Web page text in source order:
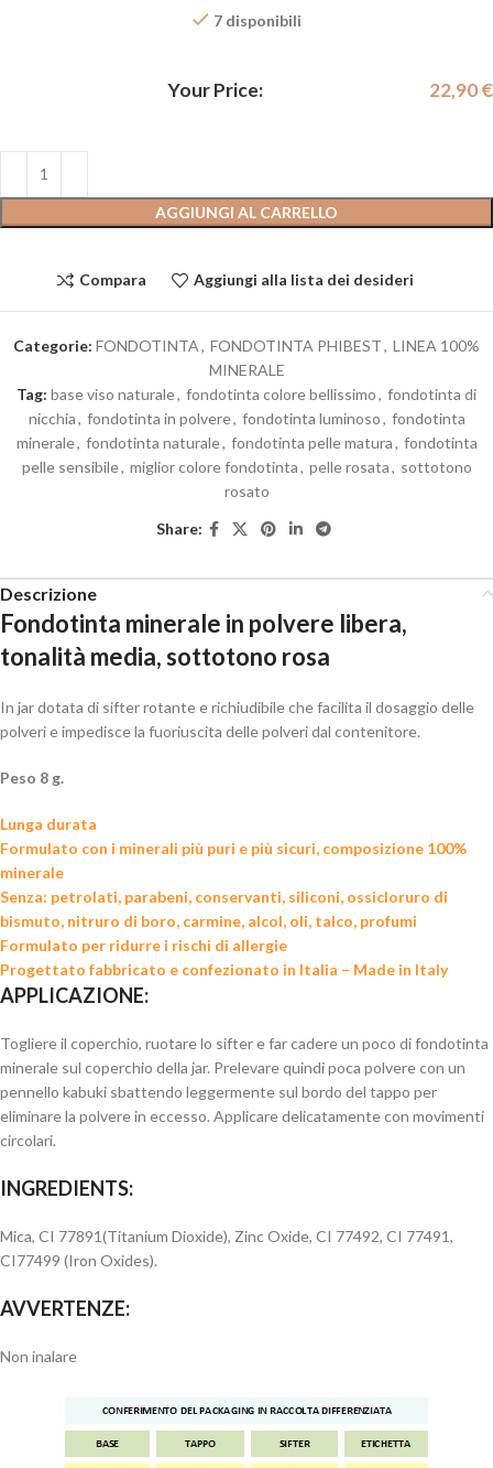
7 disponibili
Your Price: 22,90€
AGGIUNGI AL CARRELLO
Compara Aggiungi alla lista dei desideri
Categorie: FONDOTINTA, FONDOTINTA PHIBEST, LINEA 100%
MINERALE
Tag: base viso naturale, fondotinta colore bellissimo, fondotinta di
nicchia, fondotinta in polvere, fondotinta luminoso, fondotinta
minerale, fondotinta naturale, fondotinta pelle matura, fondotinta
pelle sensibile, miglior colore fondotinta, pelle rosata, sottotono
rosato
Share:
Descrizione
Fondotinta minerale in polvere libera,
tonalità media, sottotono rosa
In jar dotata di sifter rotante e richiudibile che facilita il dosaggio delle
polveri e impedisce la fuoriuscita delle polveri dal contenitore.
Peso 8 g.
Lunga durata
Formulato con i minerali più puri e più sicuri, composizione 100%
minerale
Senza: petrolati, parabeni, conservanti, siliconi, ossicloruro di
bismuto, nitruro di boro, carmine, alcol, oli, talco, profumi
Formulato per ridurre i rischi di allergie
Progettato fabbricato e confezionato in Italia – Made in Italy
APPLICAZIONE:
Togliere il coperchio, ruotare lo sifter e far cadere un poco di fondotinta
minerale sul coperchio della jar. Prelevare quindi poca polvere con un
pennello kabuki sbattendo leggermente sul bordo del tappo per
eliminare la polvere in eccesso. Applicare delicatamente con movimenti
circolari.
INGREDIENTS:
Mica, CI 77891(Titanium Dioxide), Zinc Oxide, CI 77492, CI 77491,
CI77499 (Iron Oxides).
AVVERTENZE:
Non inalare